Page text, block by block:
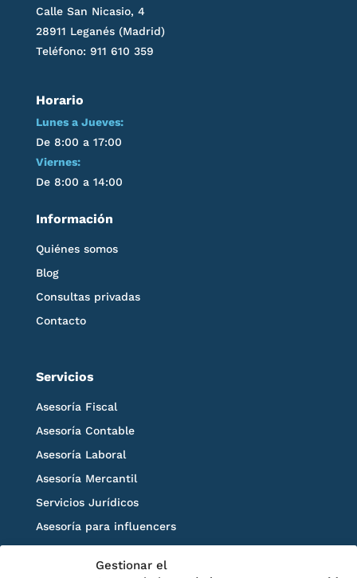
Gestionar el
Calle San Nicasio, 4
28911 Leganés(Madrid)
Teléfono: 911 610 359
Horario
Lunes a Jueves:
De 8:00 a 17:00
Viernes:
De 8:00 a 14:00
Información
Quiénes somos
Blog
Consultas privadas
Contacto
Servicios
Asesoría Fiscal
Asesoría Contable
Asesoría Laboral
Asesoría Mercantil
Servicios Jurídicos
Asesoría para influencers
Solicita información